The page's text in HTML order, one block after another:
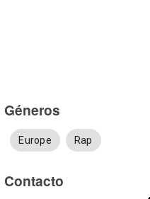
Géneros
Europe Rap
Contacto